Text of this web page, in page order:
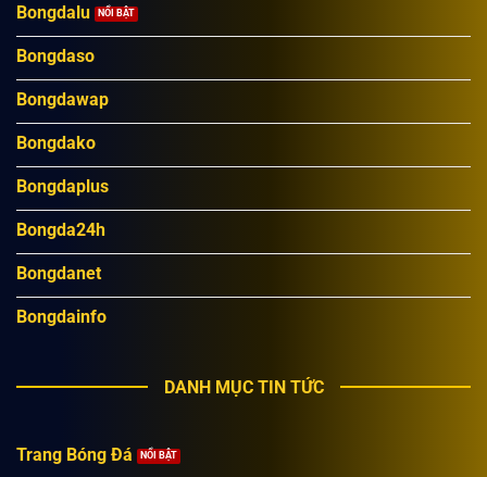
Bongdalu
Bongdaso
Bongdawap
Bongdako
Bongdaplus
Bongda24h
Bongdanet
Bongdainfo
DANH MỤC TIN TỨC
Trang Bóng Đá